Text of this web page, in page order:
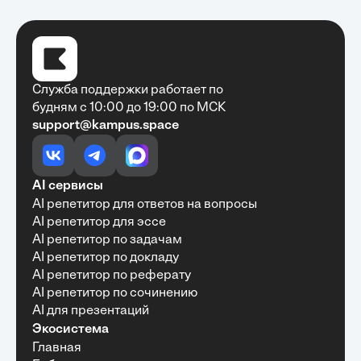
Очень быстро, недорого, качественно,
доступно
Алексей Антонов•27 мая, 2025
Обучение с Кампус Хаб — очень экономит
полезной информации. Рекомендую ...
Рекомендую Кампус АИ всем, кто хочет
учиться эффективно и с комфортом
Марина Щербакова
Пользуюсь сайтом Кампус АИ уже несколько
месяцев и хочу отметить высокий уровень
Служба поддержки работает по
будням с 10:00 до 19:00 по МСК
support@kampus.space
AI сервисы
AI репетитор для ответов на вопросы
AI репетитор для эссе
AI репетитор по задачам
AI репетитор по докладу
AI репетитор по реферату
AI репетитор по сочинению
AI для презентаций
Экосистема
Главная